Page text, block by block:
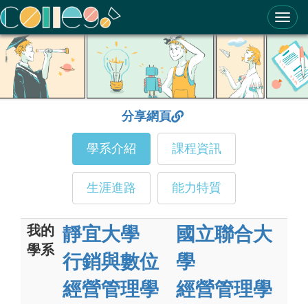
ColleGo! 大學選才與高中育才輔助系統
分享網頁
學系介紹 課程資訊
生涯進路 能力特質
我的
學系
靜宜大學
行銷與數位
經營管理學
國立聯合大
學
經營管理學